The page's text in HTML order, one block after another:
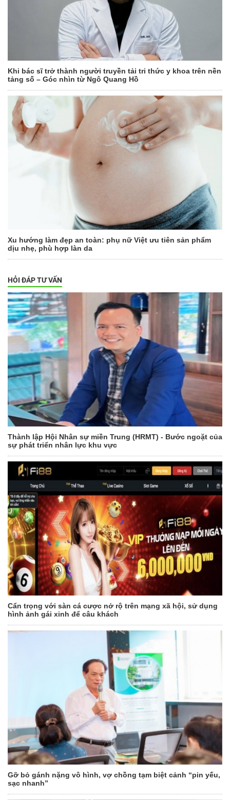
Khi bác sĩ trở thành người truyền tải tri thức y khoa trên nền
tảng số – Góc nhìn từ Ngô Quang Hồ
Xu hướng làm đẹp an toàn: phụ nữ Việt ưu tiên sản phẩm
dịu nhẹ, phù hợp làn da
HỎI ĐÁP TƯ VẤN
Thành lập Hội Nhân sự miền Trung (HRMT) - Bước ngoặt của
sự phát triển nhân lực khu vực
Cẩn trọng với sàn cá cược nở rộ trên mạng xã hội, sử dụng
hình ảnh gái xinh để câu khách
Gỡ bỏ gánh nặng vô hình, vợ chồng tạm biệt cảnh “pin yếu,
sạc nhanh”